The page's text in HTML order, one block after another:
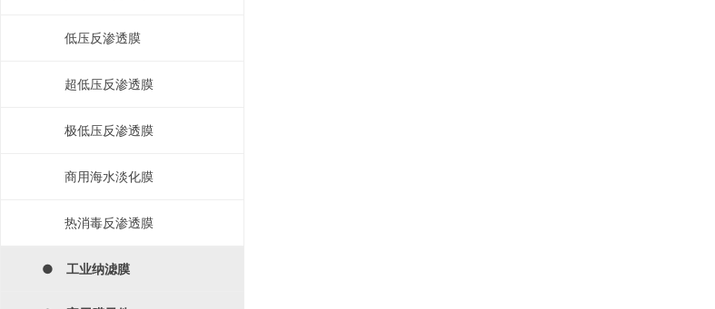
低压反渗透膜
超低压反渗透膜
极低压反渗透膜
商用海水淡化膜
热消毒反渗透膜
● 工业纳滤膜